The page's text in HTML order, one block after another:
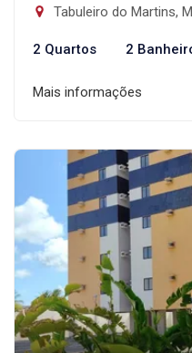
Tabuleiro do Martins,
2 Quartos 2
Mais informações